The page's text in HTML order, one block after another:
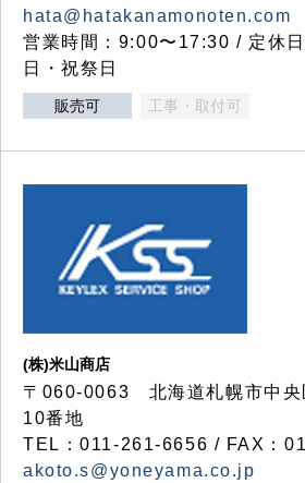
hata@hatakanamonoten.com
営業時間：9:00〜17:30 / 定休
日・祝祭日
販売可 工事・取付可
(株)米山商店
〒060-0063 北海道札幌市中央
10番地
TEL：011-261-6656 / FAX：
akoto.s@yoneyama.co.jp